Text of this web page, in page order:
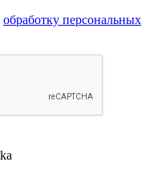
обработку персональных